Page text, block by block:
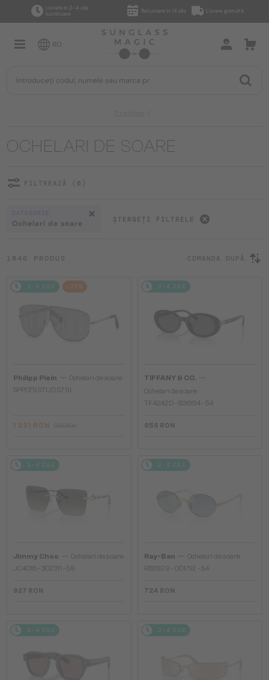
Livrare în 2–4 zile
lucrătoare
Returnare în 14 zile Livrare gratuită
RO
OCHELARI DE SOARE
FILTREAZĂ (0)
Ochelari de soare ȘTERGEȚI FILTRELE
1846 PRODUS COMANDA DUPĂ
2-4 ZILE -27%
Philipp Plein
Ochelari de soare
SPP075 STUD 579L
1 231 RON
2-4 ZILE
TIFFANY & CO.
Ochelari de soare
TF4242D - 8361S4 - 54
956 RON
2-4 ZILE
Jimmy Choo
Ochelari de soare
JC4018 - 302311 - 59
927 RON
2-4 ZILE
Ray-Ban
Ochelari de soare
RB3929 - 001/S2 - 54
724 RON
2-4 ZILE 2-4 ZILE